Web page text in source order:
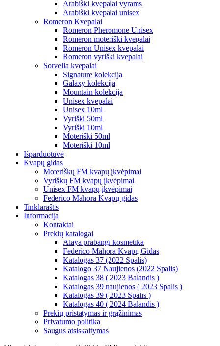
Arabiški kvepalai vyrams
Arabiški kvepalai unisex
Romeron Kvepalai
Romeron Pheromone Unisex
Romeron moteriški kvepalai
Romeron Unisex kvepalai
Romeron vyriški kvepalai
Sorvella kvepalai
Signature kolekcija
Galaxy kolekcija
Mountain kolekcija
Unisex kvepalai
Unisex 10ml
Vyriški 50ml
Vyriški 10ml
Moteriški 50ml
Moteriški 10ml
Išparduotuvė
Kvapų gidas
Moteriškų FM kvapų įkvėpimai
Vyriškų FM kvapų įkvėpimai
Unisex FM kvapų įkvėpimai
Federico Mahora Kvapų gidas
Tinklaraštis
Informacija
Kontaktai
Prekių katalogai
Alaya prabangi kosmetika
Federico Mahora Kvapų Gidas
Katalogas 37 (2022 Spalis)
Katalogo 37 Naujienos (2022 Spalis)
Katalogas 38 ( 2023 Balandis )
Katalogas 39 naujienos ( 2023 Spalis )
Katalogas 39 ( 2023 Spalis )
Katalogas 40 ( 2024 Balandis )
Prekių pristatymas ir grąžinimas
Privatumo politika
Saugus atsiskaitymas